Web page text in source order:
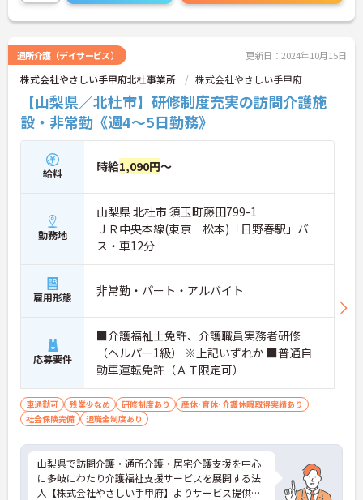
通所介護（デイサービス） 更新日：2024年10月15日
株式会社やさしい手甲府北杜事業所 株式会社やさしい手甲府
【山梨県／北杜市】研修制度充実の訪問介護施
設・非常勤《週4～5日勤務》
給料 時給1,090円～
勤務地
山梨県 北杜市 須玉町藤田799-1
ＪＲ中央本線(東京－松本)「日野春駅」バ
ス・車12分
雇用形態 非常勤・パート・アルバイト
応募要件
■介護福祉士免許、介護職員実務者研修
（ヘルパー1級） ※上記いずれか ■普通自
動車運転免許（ＡＴ限定可）
車通勤可 残業少なめ 研修制度あり
産休･育休･介護休暇取得実績あり
社会保険完備
退職金制度あり
山梨県で訪問介護・通所介護・居宅介護支援を中心
に多岐にわたり介護福祉支援サービスを展開する法
人【株式会社やさしい手甲府】よりサービス提供責